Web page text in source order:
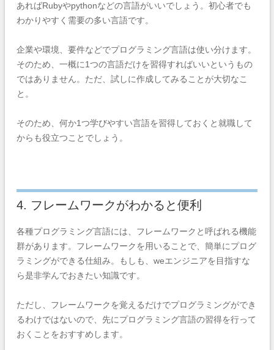
あればRubyやpythonなどの言語がいいでしょう。初心者でも
わかりやすく需要の多い言語です。
企業や環境、要件などでプログラミング言語は使い分けます。
そのため、一概に1つの言語だけを習得すればいいというもの
ではありません。ただ、試しに作成してみることが大切なこ
と。
そのため、何か1つ学びやすい言語を習得しておくと就職して
からも役立つことでしょう。
4. フレームワークがわかると便利
各種プログラミング言語には、フレームワークと呼ばれる機能
群があります。フレームワークを用いることで、簡単にプログ
ラミングができる仕組み。
もしも、weエンジニアを目指すな
ら是非学んでおきたい知識です。
ただし、フレームワークを覚えるだけでプログラミングができ
るわけではないので、先にプログラミング言語の習得を行って
おくことをおすすめします。